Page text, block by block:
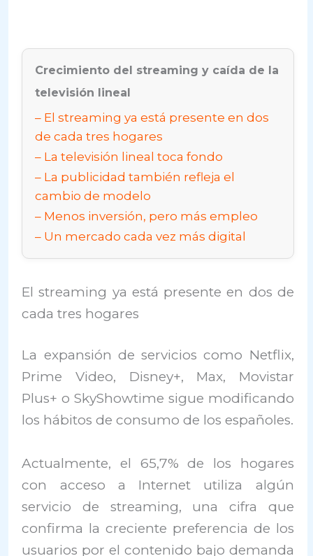
Crecimiento del streaming y caída de la
televisión lineal
El streaming ya está presente en dos
de cada tres hogares
La televisión lineal toca fondo
La publicidad también refleja el
cambio de modelo
Menos inversión, pero más empleo
Un mercado cada vez más digital
El streaming ya está presente en dos de
cada tres hogares
La expansión de servicios como Netflix,
Prime Video, Disney+, Max, Movistar
Plus+ o SkyShowtime sigue modificando
los hábitos de consumo de los españoles.
Actualmente, el 65,7% de los hogares
con acceso a Internet utiliza algún
servicio de streaming, una cifra que
confirma la creciente preferencia de los
usuarios por el contenido bajo demanda